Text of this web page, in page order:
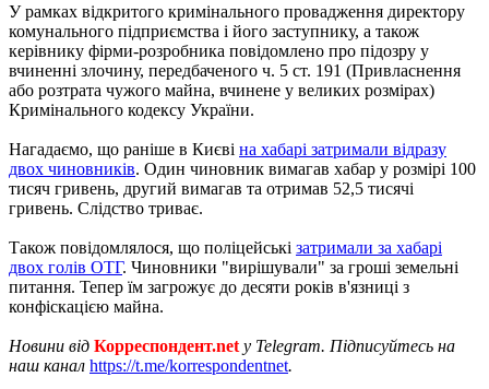
У рамках відкритого кримінального провадження директору
комунального підприємства і його заступнику, а також
керівнику фірми-розробника повідомлено про підозру у
вчиненні злочину, передбаченого ч. 5 ст. 191 (Привласнення
або розтрата чужого майна, вчинене у великих розмірах)
Кримінального кодексу України.
Нагадаємо, що раніше в Києві на хабарі затримали відразу
двох чиновників. Один чиновник вимагав хабар у розмірі 100
тисяч гривень, другий вимагав та отримав 52,5 тисячі
гривень. Слідство триває.
Також повідомлялося, що поліцейські затримали за хабарі
двох голів ОТГ. Чиновники "вирішували" за гроші земельні
питання. Тепер їм загрожує до десяти років в'язниці з
конфіскацією майна.
Новини від Корреспондент.net у Telegram. Підписуйтесь на
наш канал https://t.me/korrespondentnet.